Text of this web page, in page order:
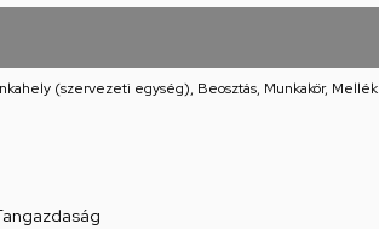
(szervezeti egység), Beosztás, Munkakör, Mellék